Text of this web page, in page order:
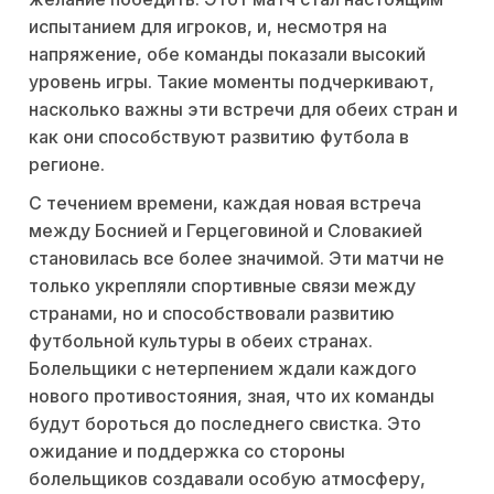
испытанием для игроков, и, несмотря на
напряжение, обе команды показали высокий
уровень игры. Такие моменты подчеркивают,
насколько важны эти встречи для обеих стран и
как они способствуют развитию футбола в
регионе.
С течением времени, каждая новая встреча
между Боснией и Герцеговиной и Словакией
становилась все более значимой. Эти матчи не
только укрепляли спортивные связи между
странами, но и способствовали развитию
футбольной культуры в обеих странах.
Болельщики с нетерпением ждали каждого
нового противостояния, зная, что их команды
будут бороться до последнего свистка. Это
ожидание и поддержка со стороны
болельщиков создавали особую атмосферу,